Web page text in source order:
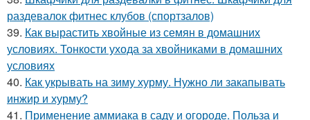
раздевалок фитнес клубов (спортзалов)
39. Как вырастить хвойные из семян в домашних
условиях. Тонкости ухода за хвойниками в домашних
условиях
40. Как укрывать на зиму хурму. Нужно ли закапывать
инжир и хурму?
41. Применение аммиака в саду и огороде. Польза и